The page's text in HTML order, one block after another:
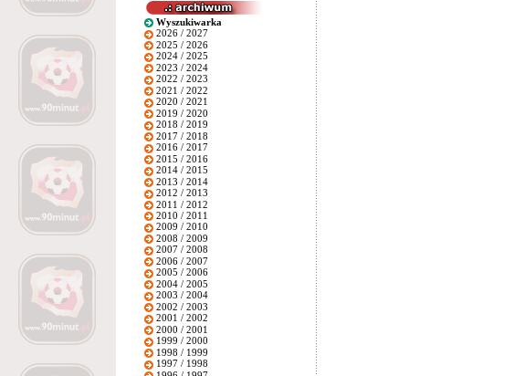
Wyszukiwarka
2026 / 2027
2025 / 2026
2024 / 2025
2023 / 2024
2022 / 2023
2021 / 2022
2020 / 2021
2019 / 2020
2018 / 2019
2017 / 2018
2016 / 2017
2015 / 2016
2014 / 2015
2013 / 2014
2012 / 2013
2011 / 2012
2010 / 2011
2009 / 2010
2008 / 2009
2007 / 2008
2006 / 2007
2005 / 2006
2004 / 2005
2003 / 2004
2002 / 2003
2001 / 2002
2000 / 2001
1999 / 2000
1998 / 1999
1997 / 1998